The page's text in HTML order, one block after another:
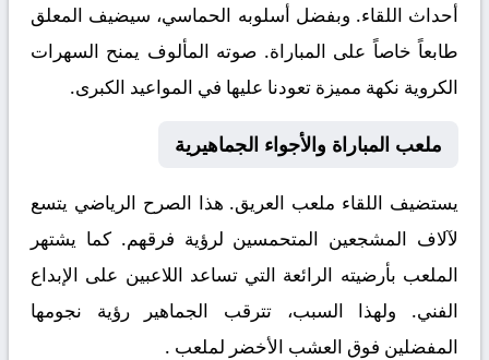
أحداث اللقاء. وبفضل أسلوبه الحماسي، سيضيف المعلق
طابعاً خاصاً على المباراة. صوته المألوف يمنح السهرات
الكروية نكهة مميزة تعودنا عليها في المواعيد الكبرى.
ملعب المباراة والأجواء الجماهيرية
يستضيف اللقاء ملعب العريق. هذا الصرح الرياضي يتسع
لآلاف المشجعين المتحمسين لرؤية فرقهم. كما يشتهر
الملعب بأرضيته الرائعة التي تساعد اللاعبين على الإبداع
الفني. ولهذا السبب، تترقب الجماهير رؤية نجومها
المفضلين فوق العشب الأخضر لملعب .